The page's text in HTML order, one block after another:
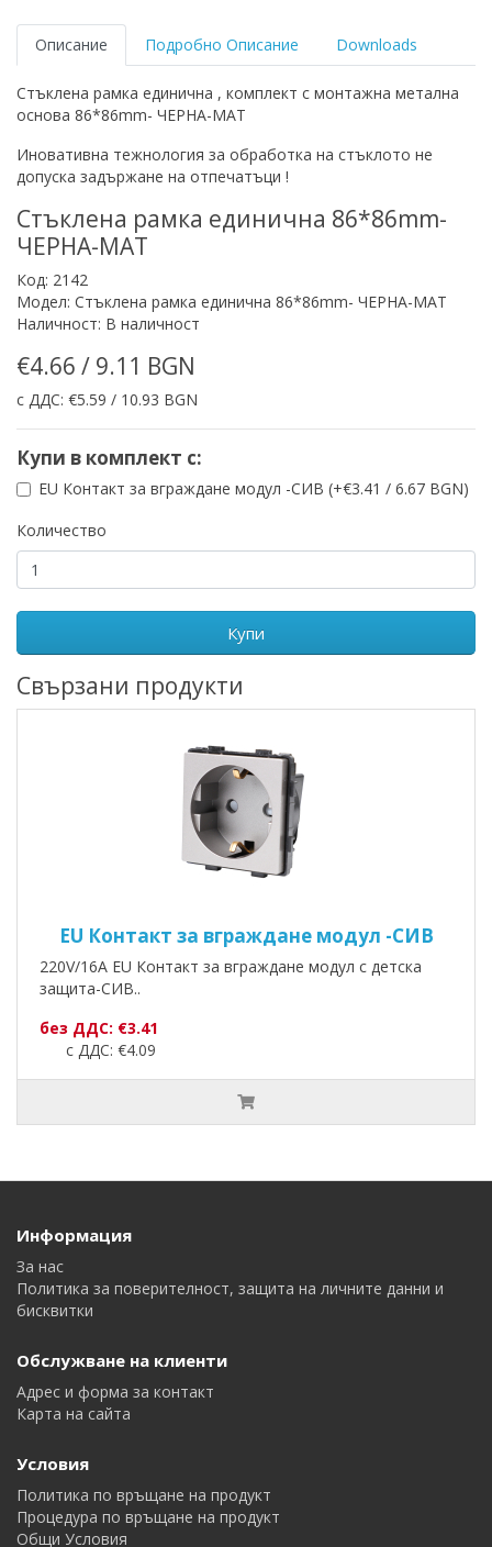
Описание Подробно Описание Downloads
Стъклена рамка единична , комплект с монтажна метална
основа 86*86mm- ЧЕРНА-МАТ
Иновативна тежнология за обработка на стъклото не
допуска задържане на отпечатъци !
Стъклена рамка единична 86*86mm-
ЧЕРНА-МАТ
Код: 2142
Модел: Стъклена рамка единична 86*86mm- ЧЕРНА-МАТ
Наличност: В наличност
€4.66 / 9.11 BGN
с ДДС: €5.59 / 10.93 BGN
Купи в комплект с:
EU Контакт за вграждане модул -СИВ (+€3.41 / 6.67 BGN)
Количество
Купи
Свързани продукти
EU Контакт за вграждане модул -СИВ
220V/16A EU Контакт за вграждане модул с детска
защита-СИВ..
без ДДС: €3.41
с ДДС: €4.09
Информация
За нас
Политика за поверителност, защита на личните данни и
бисквитки
Обслужване на клиенти
Адрес и форма за контакт
Карта на сайта
Условия
Политика по връщане на продукт
Процедура по връщане на продукт
Общи Условия